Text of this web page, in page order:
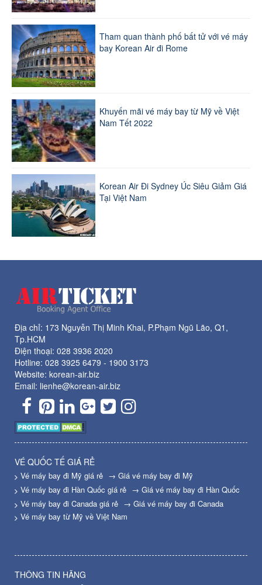
Tham quan thành phố bất tử với vé máy
bay Korean Air đi Rome
Khuyến mãi vé máy bay từ Mỹ về Việt
Nam Tết 2022
Korean Air Đi Sydney Úc Siêu Giảm Giá
Tại Việt Nam
Địa chỉ: 173 Nguyễn Thị Minh Khai, P.Phạm Ngũ Lão, Q1,
Tp.HCM
Điện thoại: 028 3936 2020
Hotline: 028 3925 6479 - 1900 3173
Website: korean-air.biz
Email: lienhe@korean-air.biz
VÉ QUỐC TẾ GIÁ RẺ
Vé máy bay đi Mỹ giá rẻ → Giá vé máy bay đi Mỹ
Vé máy bay đi Hàn Quốc giá rẻ → Giá vé máy bay đi Hàn Quốc
Vé máy bay đi Canada giá rẻ → Giá vé máy bay đi Canada
Vé máy bay từ Mỹ về Việt Nam
THÔNG TIN HÃNG